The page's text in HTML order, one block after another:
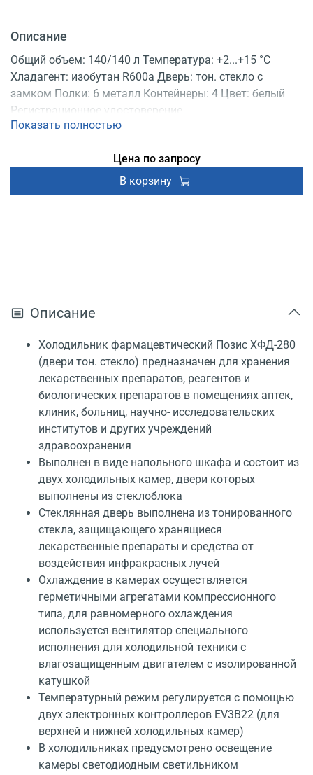
Описание
Общий объем: 140/140 л Температура: +2...+15 °C
Хладагент: изобутан R600a Дверь: тон. стекло с
замком Полки: 6 металл Контейнеры: 4 Цвет: белый
Регистрационное удостоверение
Показать полностью
Цена по запросу
В корзину
Описание
Холодильник фармацевтический Позис ХФД-280
(двери тон. стекло) предназначен для хранения
лекарственных препаратов, реагентов и
биологических препаратов в помещениях аптек,
клиник, больниц, научно- исследовательских
институтов и других учреждений
здравоохранения
Выполнен в виде напольного шкафа и состоит из
двух холодильных камер, двери которых
выполнены из стеклоблока
Стеклянная дверь выполнена из тонированного
стекла, защищающего хранящиеся
лекарственные препараты и средства от
воздействия инфракрасных лучей
Охлаждение в камерах осуществляется
герметичными агрегатами компрессионного
типа, для равномерного охлаждения
используется вентилятор специального
исполнения для холодильной техники с
влагозащищенным двигателем с изолированной
катушкой
Температурный режим регулируется с помощью
двух электронных контроллеров ЕV3B22 (для
верхней и нижней холодильных камер)
В холодильниках предусмотрено освещение
камеры светодиодным светильником